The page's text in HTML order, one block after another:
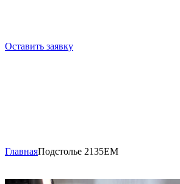
Оставить заявку
ГлавнаяПодстолье 2135EM